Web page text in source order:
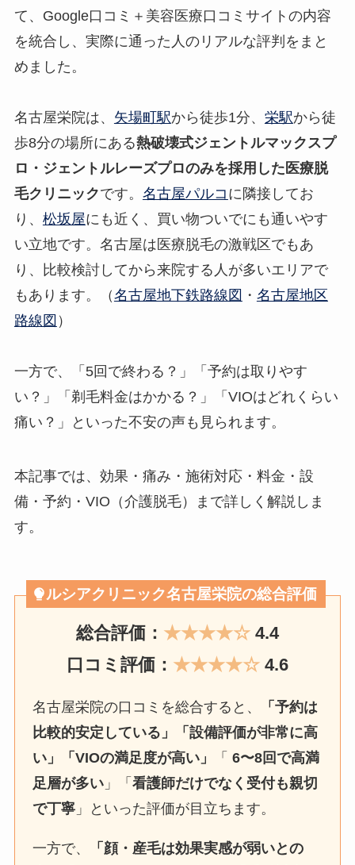
て、Google口コミ＋美容医療口コミサイトの内容
を統合し、実際に通った人のリアルな評判をまと
めました。
名古屋栄院は、 矢場町駅から徒歩1分、 栄駅から徒
歩8分の場所にある熱破壊式ジェントルマックスプ
ロ・ジェントルレーズプロのみを採用した医療脱
毛クリニックです。 名古屋パルコ に隣接してお
り、 松坂屋にも近く、買い物ついでにも通いやす
い立地です。名古屋は医療脱毛の激戦区でもあ
り、比較検討してから来院する人が多いエリアで
もあります。（名古屋地下鉄路線図 ・ 名古屋地区
路線図 ）
一方で、「5回で終わる？」「予約は取りやす
い？」「剃毛料金はかかる？」「VIOはどれくらい
痛い？」といった不安の声も見られます。
本記事では、効果・痛み・施術対応・料金・設
備・予約・VIO（介護脱毛）まで詳しく解説しま
す。
ルシアクリニック名古屋栄院の総合評価
総合評価： ★★★★☆ 4.4
口コミ評価： ★★★★☆ 4.6
名古屋栄院の口コミを総合すると、
「予約は
比較的安定している」「設備評価が非常に高
い」「VIOの満足度が高い」
「6〜8回で高満
足層が多い 」「看護師だけでなく受付も親切
で丁寧 」といった評価が目立ちます。
一方で、
「顔・産毛は効果実感が弱いとの